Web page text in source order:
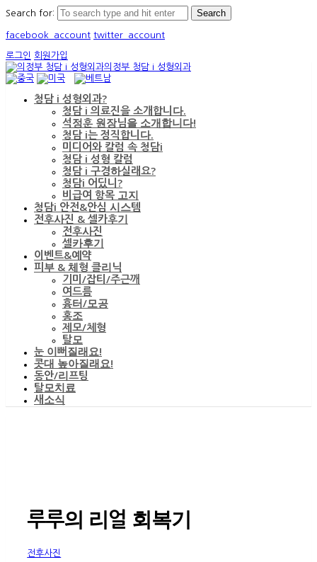
Search for:
facebook_account twitter_account
로그인 회원가입
의정부 청담 i 성형외과
청담 i 성형외과?
청담 i 의료진을 소개합니다.
석정훈 원장님을 소개합니다!
청담 i는 정직합니다.
미디어와 칼럼 속 청담i
청담 i 성형 칼럼
청담 i 구경하실래요?
청담i 어딨니?
비급여 항목 고지
청담i 안전&안심 시스템
전후사진 & 셀카후기
전후사진
셀카후기
이벤트&예약
피부 & 체형 클리닉
기미/잡티/주근깨
여드름
흉터/모공
홍조
제모/체형
탈모
눈 이뻐질래요!
콧대 높아질래요!
동안/리프팅
탈모치료
새소식
루루의 리얼 회복기
전후사진